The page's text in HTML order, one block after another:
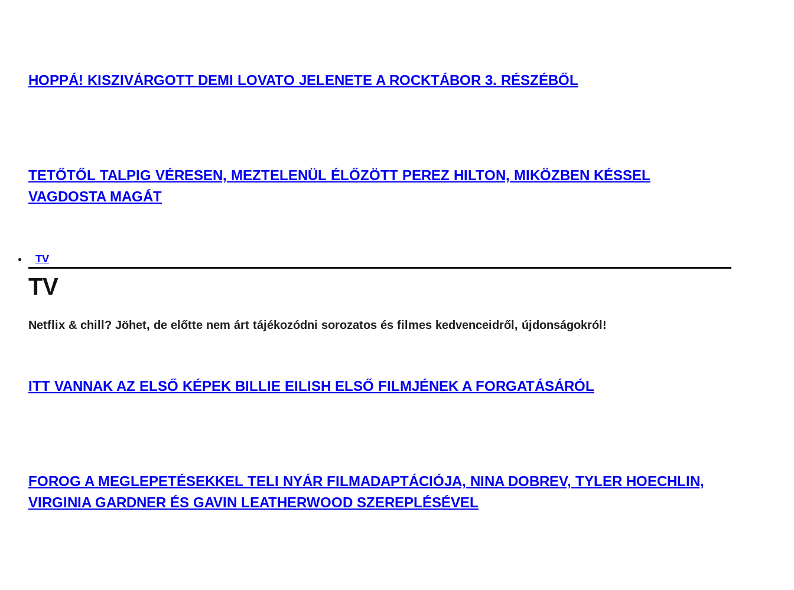
HOPPÁ! KISZIVÁRGOTT DEMI LOVATO JELENETE A ROCKTÁBOR 3. RÉSZÉBŐL
TETŐTŐL TALPIG VÉRESEN, MEZTELENÜL ÉLŐZÖTT PEREZ HILTON, MIKÖZBEN KÉSSEL
VAGDOSTA MAGÁT
TV
TV
Netflix & chill? Jöhet, de előtte nem árt tájékozódni sorozatos és filmes kedvenceidről, újdonságokról!
ITT VANNAK AZ ELSŐ KÉPEK BILLIE EILISH ELSŐ FILMJÉNEK A FORGATÁSÁRÓL
FOROG A MEGLEPETÉSEKKEL TELI NYÁR FILMADAPTÁCIÓJA, NINA DOBREV, TYLER HOECHLIN,
VIRGINIA GARDNER ÉS GAVIN LEATHERWOOD SZEREPLÉSÉVEL